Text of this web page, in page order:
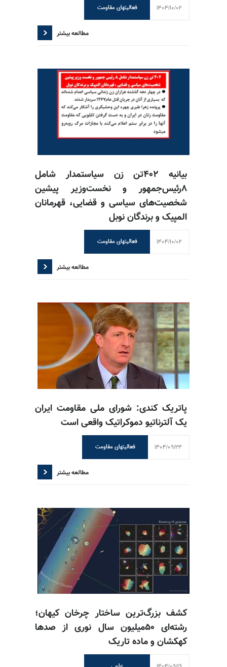
فعالیتهای مقاومت 1404/10/02
مطالعه بیشتر
بیانیه ۴۰۲تن زن سیاستمدار شامل
۸رئیس‌جمهور و نخست‌وزیر پیشین
شخصیت‌های سیاسی و قضایی، قهرمانان
المپیک و برندگان نوبل
فعالیتهای مقاومت 1404/10/02
مطالعه بیشتر
پاتریک کندی: شورای ملی مقاومت ایران
یک آلترناتیو دموکراتیک واقعی است
فعالیتهای مقاومت 1404/09/24
مطالعه بیشتر
کشف بزرگ‌ترین ساختار چرخان کیهان؛
رشته‌ای ۵۰میلیون سال نوری از صدها
کهکشان و ماده تاریک